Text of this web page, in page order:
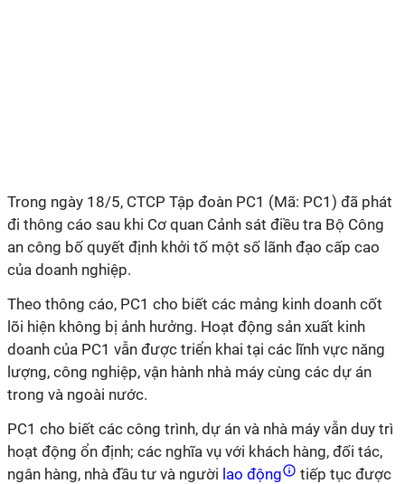
Trong ngày 18/5, CTCP Tập đoàn PC1 (Mã: PC1) đã phát
đi thông cáo sau khi Cơ quan Cảnh sát điều tra Bộ Công
an công bố quyết định khởi tố một số lãnh đạo cấp cao
của doanh nghiệp.
Theo thông cáo, PC1 cho biết các mảng kinh doanh cốt
lõi hiện không bị ảnh hưởng. Hoạt động sản xuất kinh
doanh của PC1 vẫn được triển khai tại các lĩnh vực năng
lượng, công nghiệp, vận hành nhà máy cùng các dự án
trong và ngoài nước.
PC1 cho biết các công trình, dự án và nhà máy vẫn duy trì
hoạt động ổn định; các nghĩa vụ với khách hàng, đối tác,
ngân hàng, nhà đầu tư và người lao động
tiếp tục được